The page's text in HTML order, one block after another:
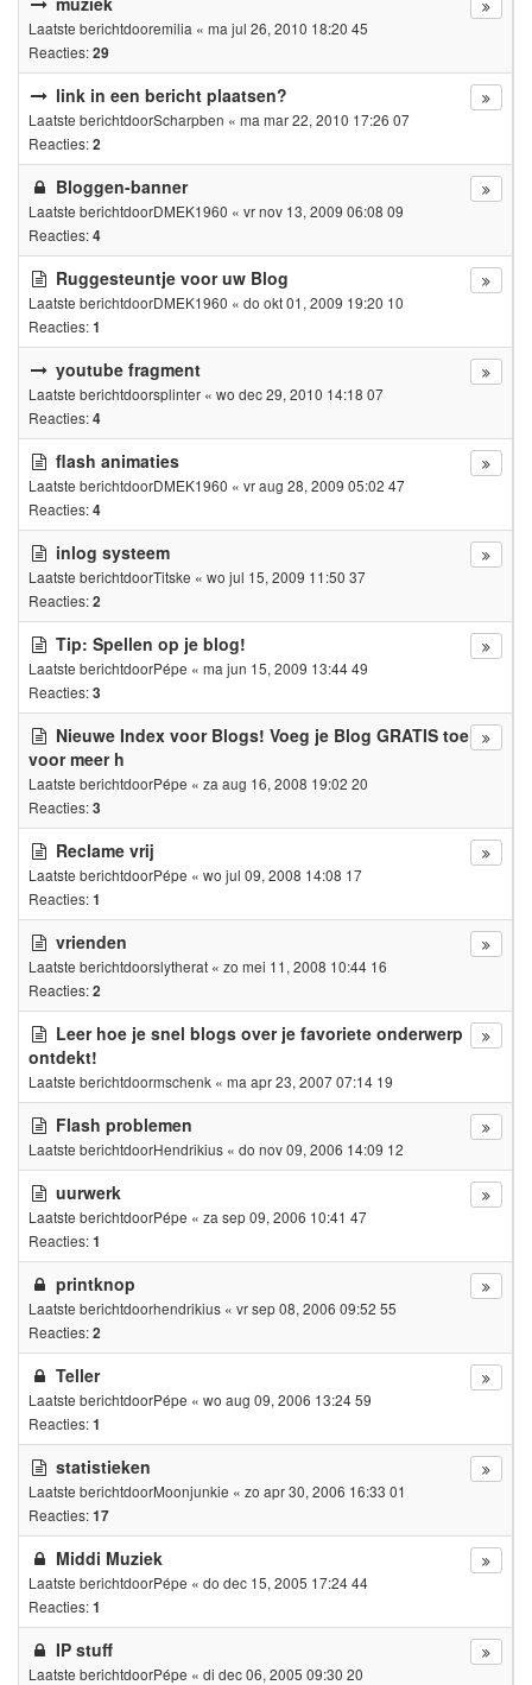
Laatste berichtdooremilia « ma jul 26, 2010 18:20 45
Reacties:29
link in een bericht plaatsen?
Laatste berichtdoorScharpben « ma mar 22, 2010 17:26 07
Reacties:2
Bloggen-banner
Laatste berichtdoorDMEK1960 « vr nov 13, 2009 06:08 09
Reacties:4
Ruggesteuntje voor uw Blog
Laatste berichtdoorDMEK1960 « do okt 01, 2009 19:20 10
Reacties:1
youtube fragment
Laatste berichtdoorsplinter « wo dec 29, 2010 14:18 07
Reacties:4
flash animaties
Laatste berichtdoorDMEK1960 « vr aug 28, 2009 05:02 47
Reacties:4
inlog systeem
Laatste berichtdoorTitske « wo jul 15, 2009 11:50 37
Reacties:2
Tip: Spellen op je blog!
Laatste berichtdoorPépe « ma jun 15, 2009 13:44 49
Reacties:3
Nieuwe Index voor Blogs! Voeg je Blog GRATIS toe
voor meer h
Laatste berichtdoorPépe « za aug 16, 2008 19:02 20
Reacties:3
Reclame vrij
Laatste berichtdoorPépe « wo jul 09, 2008 14:08 17
Reacties:1
vrienden
Laatste berichtdoorslytherat « zo mei 11, 2008 10:44 16
Reacties:2
Leer hoe je snel blogs over je favoriete onderwerp
ontdekt!
Laatste berichtdoormschenk « ma apr 23, 2007 07:14 19
Flash problemen
Laatste berichtdoorHendrikius « do nov 09, 2006 14:09 12
uurwerk
Laatste berichtdoorPépe « za sep 09, 2006 10:41 47
Reacties:1
printknop
Laatste berichtdoorhendrikius « vr sep 08, 2006 09:52 55
Reacties:2
Teller
Laatste berichtdoorPépe « wo aug 09, 2006 13:24 59
Reacties:1
statistieken
Laatste berichtdoorMoonjunkie « zo apr 30, 2006 16:33 01
Reacties:17
Middi Muziek
Laatste berichtdoorPépe « do dec 15, 2005 17:24 44
Reacties:1
IP stuff
Laatste berichtdoorPépe « di dec 06, 2005 09:30 20